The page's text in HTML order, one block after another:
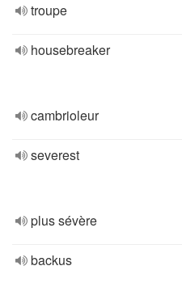
troupe
housebreaker
cambrioleur
severest
plus sévère
backus